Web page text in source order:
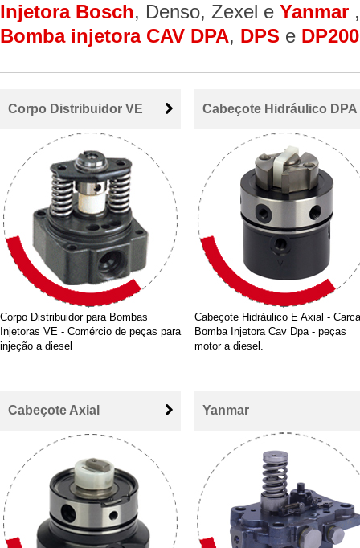
Injetora Bosch, Denso, Zexel e Yanmar
Bomba injetora CAV DPA, DPS e
Corpo Distribuidor VE
Corpo Distribuidor para Bombas
Injetoras VE - Comércio de peças para
injeção a diesel
Cabeçote Hidráulico DPA
Cabeçote Hidráulico E Axial -
Bomba Injetora Cav Dpa - peças
motor a diesel.
Cabeçote Axial Yanmar